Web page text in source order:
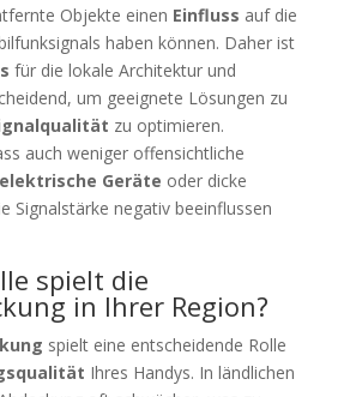
Objekte einen Einfluss auf die
haben können. Daher ist
für die lokale Architektur und
um geeignete Lösungen zu
zu optimieren.
auch weniger offensichtliche
elektrische Geräte oder dicke
Signalstärke negativ beeinflussen
spielt die
in Ihrer Region?
spielt eine entscheidende Rolle
Ihres Handys. In ländlichen